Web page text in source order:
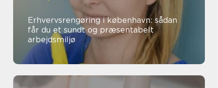
Erhvervsrengøring i københavn: sådan
får du et sundt og præsentabelt
arbejdsmiljø